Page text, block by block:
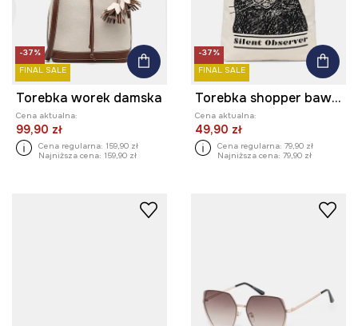
-37%
FINAL SALE
Torebka worek damska
Cena aktualna:
99,90 zł
Cena regularna: 159,90 zł
Najniższa cena: 159,90 zł
-37%
FINAL SALE
Torebka shopper bawełniana by Aleksandra Czarny, Grafika Polska
Cena aktualna:
49,90 zł
Cena regularna: 79,90 zł
Najniższa cena: 79,90 zł